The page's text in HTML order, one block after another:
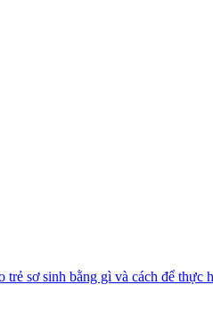
sơ sinh bằng gì và cách để thực